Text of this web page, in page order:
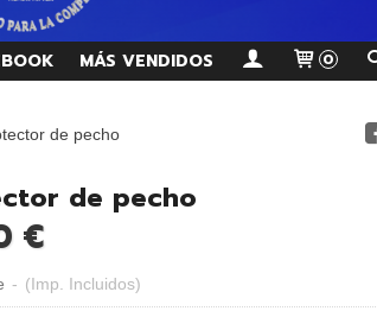
MÁS VENDIDOS 0
de pecho
de pecho
€
- (Imp. Incluidos)